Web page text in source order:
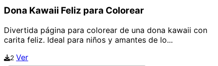
Dona Kawaii Feliz para Colorear
Divertida página para colorear de una dona kawaii con
carita feliz. Ideal para niños y amantes de lo...
2 Ver